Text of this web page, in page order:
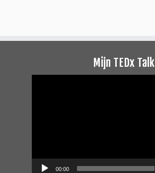
Mijn TEDx Talk
00:00